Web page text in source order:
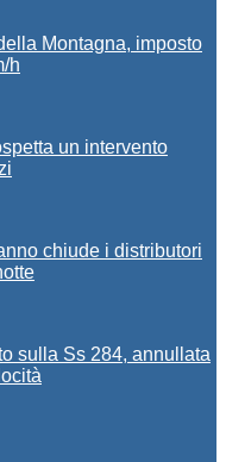
Montagna, imposto
h
un intervento
chiude i distributori
sulla Ss 284, annullata